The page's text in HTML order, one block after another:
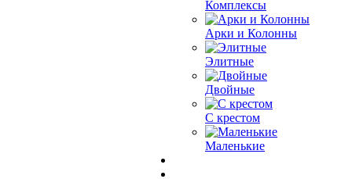
Комплексы
Арки и Колонны
Элитные
Двойные
С крестом
Маленькие